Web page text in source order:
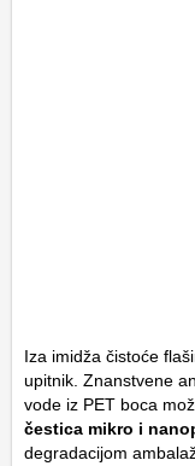
Iza imidža čistoće
upitnik. Znanstvene
vode iz PET boca
čestica mikro i
degradacijom